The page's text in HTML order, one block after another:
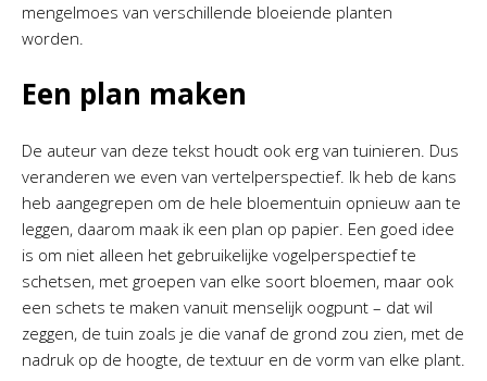
mengelmoes van verschillende bloeiende planten
worden.
Een plan maken
De auteur van deze tekst houdt ook erg van tuinieren. Dus
veranderen we even van vertelperspectief. Ik heb de kans
heb aangegrepen om de hele bloementuin opnieuw aan te
leggen, daarom maak ik een plan op papier. Een goed idee
is om niet alleen het gebruikelijke vogelperspectief te
schetsen, met groepen van elke soort bloemen, maar ook
een schets te maken vanuit menselijk oogpunt – dat wil
zeggen, de tuin zoals je die vanaf de grond zou zien, met de
nadruk op de hoogte, de textuur en de vorm van elke plant.